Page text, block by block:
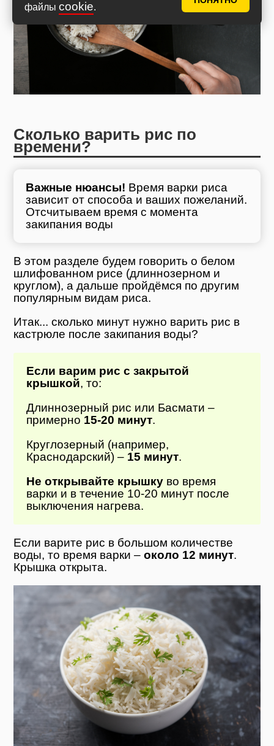
файлы cookie.
Сколько варить рис по
времени?
Важные нюансы! Время варки риса
зависит от способа и ваших пожеланий.
Отсчитываем время с момента
закипания воды
В этом разделе будем говорить о белом
шлифованном рисе (длиннозерном и
круглом), а дальше пройдёмся по другим
популярным видам риса.
Итак... сколько минут нужно варить рис в
кастрюле после закипания воды?
Если варим рис с закрытой
крышкой, то:
Длиннозерный рис или Басмати –
примерно 15-20 минут.
Круглозерный (например,
Краснодарский) – 15 минут.
Не открывайте крышкуво время
варки и в течение 10-20 минут после
выключения нагрева.
Если варите рис в большом количестве
воды, то время варки –около 12 минут.
Крышка открыта.